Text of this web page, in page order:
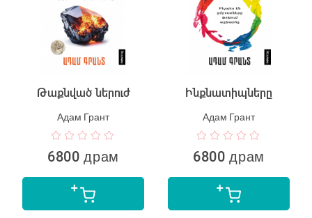
Թաքնված ներուժ
Адам Грант
6800 драм
Ինքնատիպները
Адам Грант
6800 драм